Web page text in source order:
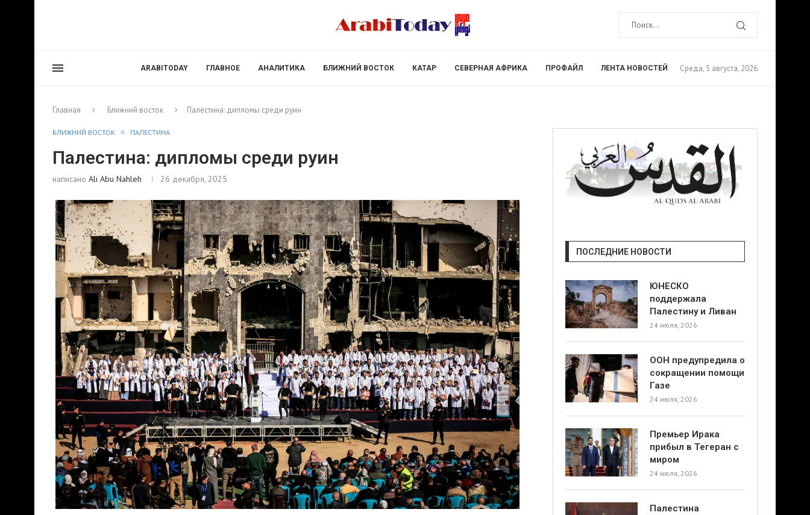
ARABITODAY ГЛАВНОЕ АНАЛИТИКА БЛИЖНИЙ ВОСТОК КАТАР СЕВЕРНАЯ АФРИКА ПРОФАЙЛ ЛЕНТА НОВОСТЕЙ Среда, 5 августа, 2026
Главная Ближний восток Палестина: дипломы среди руин
БЛИЖНИЙ ВОСТОК ПАЛЕСТИНА
Палестина: дипломы среди руин
написано Ali Abu Nahleh 26 декабря, 2025
ПОСЛЕДНИЕ НОВОСТИ
ЮНЕСКО
поддержала
Палестину и Ливан
24 июля, 2026
ООН предупредила о
сокращении помощи
Газе
24 июля, 2026
Премьер Ирака
прибыл в Тегеран с
миром
24 июля, 2026
Палестина